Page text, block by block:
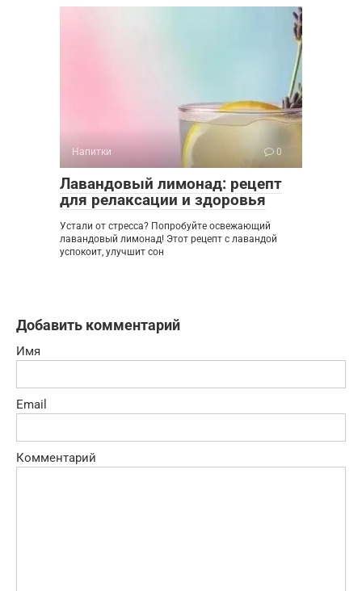
Напитки 0
Лавандовый лимонад: рецепт
для релаксации и здоровья
Устали от стресса? Попробуйте освежающий
лавандовый лимонад! Этот рецепт с лавандой
успокоит, улучшит сон
Добавить комментарий
Имя
Email
Комментарий